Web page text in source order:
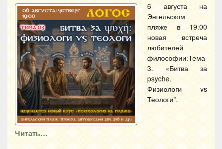
6 августа на
Энгельском
пляже в 19:00
новая встреча
любителей
философии:Тема
3. «Битва за
psyche.
Физиологи vs
Теологи".
Читать…